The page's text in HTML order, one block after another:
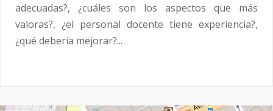
adecuadas?, ¿cuáles son los aspectos que más
valoras?, ¿el personal docente tiene experiencia?,
¿qué debería mejorar?...